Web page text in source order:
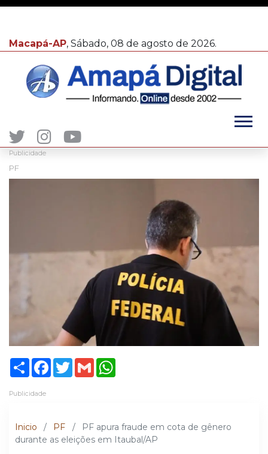
Macapá-AP, Sábado, 08 de agosto de 2026.
Publicidade
PF
ShareFacebook
TwitterGmail
Publicidade
Inicio / PF /
PF apura fraude em cota de gênero
durante as eleições em Itaubal/AP